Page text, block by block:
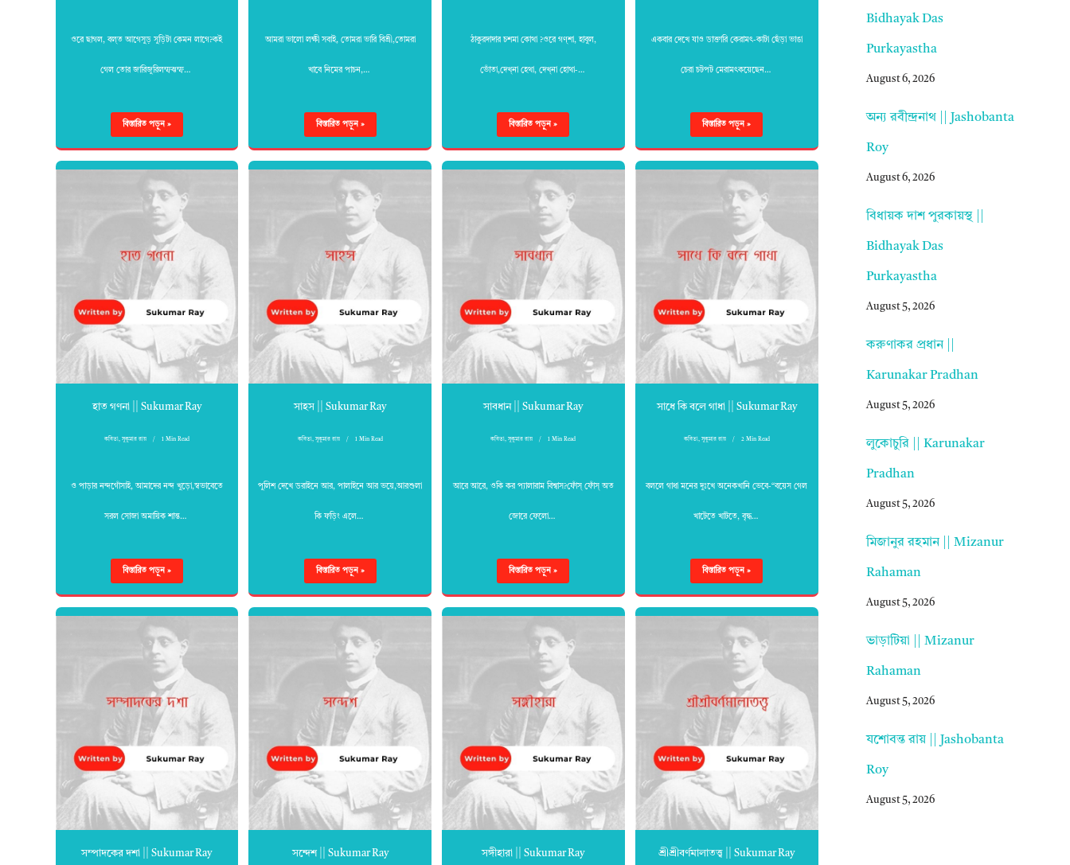
ওরে ছাগল, বল্‌ত আগেসুড় সুড়িটা কেমন লাগে?কই
গেল তোর জারিজুরিলম্ফঝম্ফ…
বিস্তারিত পড়ুন »
আমরা ভালো লক্ষী সবাই, তোমরা ভারি বিশ্রী,তোমরা
খাবে নিমের পাচন,…
বিস্তারিত পড়ুন »
ঠাকুরদাদার চশমা কোথা ?ওরে গণ্‌শা, হাবুল,
ভোঁতা,দেখ্‌না হেথা, দেখ্‌না হোথা-…
বিস্তারিত পড়ুন »
একবার দেখে যাও ডাক্তারি কেরামৎ-কাটা ছেঁড়া ভাঙা
চেরা চটপট মেরামৎকয়েছেন…
বিস্তারিত পড়ুন »
হাত গণনা || Sukumar Ray
কবিতা , সুকুমার রায় 1 Min Read
ও পাড়ার নন্দগোঁসাই, আমাদের নন্দ খুড়ো,স্বভাবেতে
সরল সোজা অমায়িক শান্ত…
বিস্তারিত পড়ুন »
সাহস || Sukumar Ray
কবিতা , সুকুমার রায় 1 Min Read
পুলিশ দেখে ডরাইনে আর, পালাইনে আর ভয়ে,আরশুলা
কি ফড়িং এলে…
বিস্তারিত পড়ুন »
সাবধান || Sukumar Ray
কবিতা,সুকুমার রায় 1 Min Read
আরে আরে, ওকি কর প্যালারাম বিশ্বাস?ফোঁস্ ফোঁস্ অত
জোরে ফেলো…
বিস্তারিত পড়ুন »
সাধে কি বলে গাধা || Sukumar Ray
কবিতা , সুকুমার রায় 2 Min Read
বললে গাধা মনের দুঃখে অনেকখানি ভেবে-“বয়েস গেল
খাটেতে খাটতে, বৃদ্ধ…
বিস্তারিত পড়ুন »
সম্পাদকের দশা || Sukumar Ray সন্দেশ || Sukumar Ray সঙ্গীহারা || Sukumar Ray শ্রীশ্রীবর্ণমালাতত্ত্ব || Sukumar Ray
Bidhayak Das
Purkayastha
August 6, 2026
অন্য রবীন্দ্রনাথ || Jashobanta
Roy
August 6, 2026
বিধায়ক দাশ পুরকায়স্থ ||
Bidhayak Das
Purkayastha
August 5, 2026
করুণাকর প্রধান ||
Karunakar Pradhan
August 5, 2026
লুকোচুরি || Karunakar
Pradhan
August 5, 2026
মিজানুর রহমান || Mizanur
Rahaman
August 5, 2026
ভাড়াটিয়া || Mizanur
Rahaman
August 5, 2026
যশোবন্ত রায় || Jashobanta
Roy
August 5, 2026